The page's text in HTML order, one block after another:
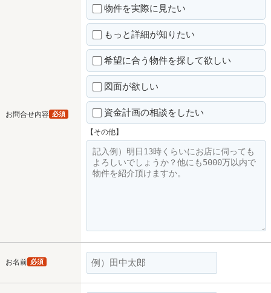
お問合せ内容 必須
物件を実際に見たい
もっと詳細が知りたい
希望に合う物件を探して欲しい
図面が欲しい
資金計画の相談をしたい
【その他】
お名前 必須